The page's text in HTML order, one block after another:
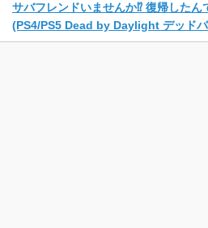
サバフレンドいませんか⁉️ 復帰した
(PS4/PS5 Dead by Daylight デッド